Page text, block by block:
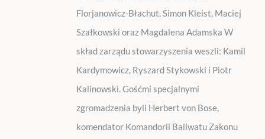
Florjanowicz-Błachut, Simon Kleist, Maciej
Szałkowski oraz Magdalena Adamska W
skład zarządu stowarzyszenia weszli: Kamil
Kardymowicz, Ryszard Stykowski i Piotr
Kalinowski. Gośćmi specjalnymi
zgromadzenia byli Herbert von Bose,
komendator Komandorii Baliwatu Zakonu